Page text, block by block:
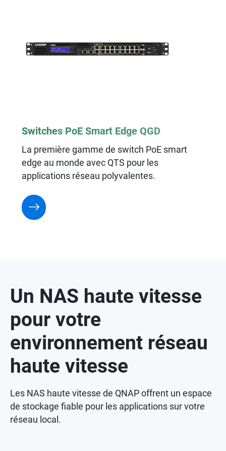
Switches PoE Smart Edge QGD
La première gamme de switch PoE smart
edge au monde avec QTS pour les
applications réseau polyvalentes.
Un NAS haute vitesse
pour votre
environnement réseau
haute vitesse
Les NAS haute vitesse de QNAP offrent un espace
de stockage fiable pour les applications sur votre
réseau local.